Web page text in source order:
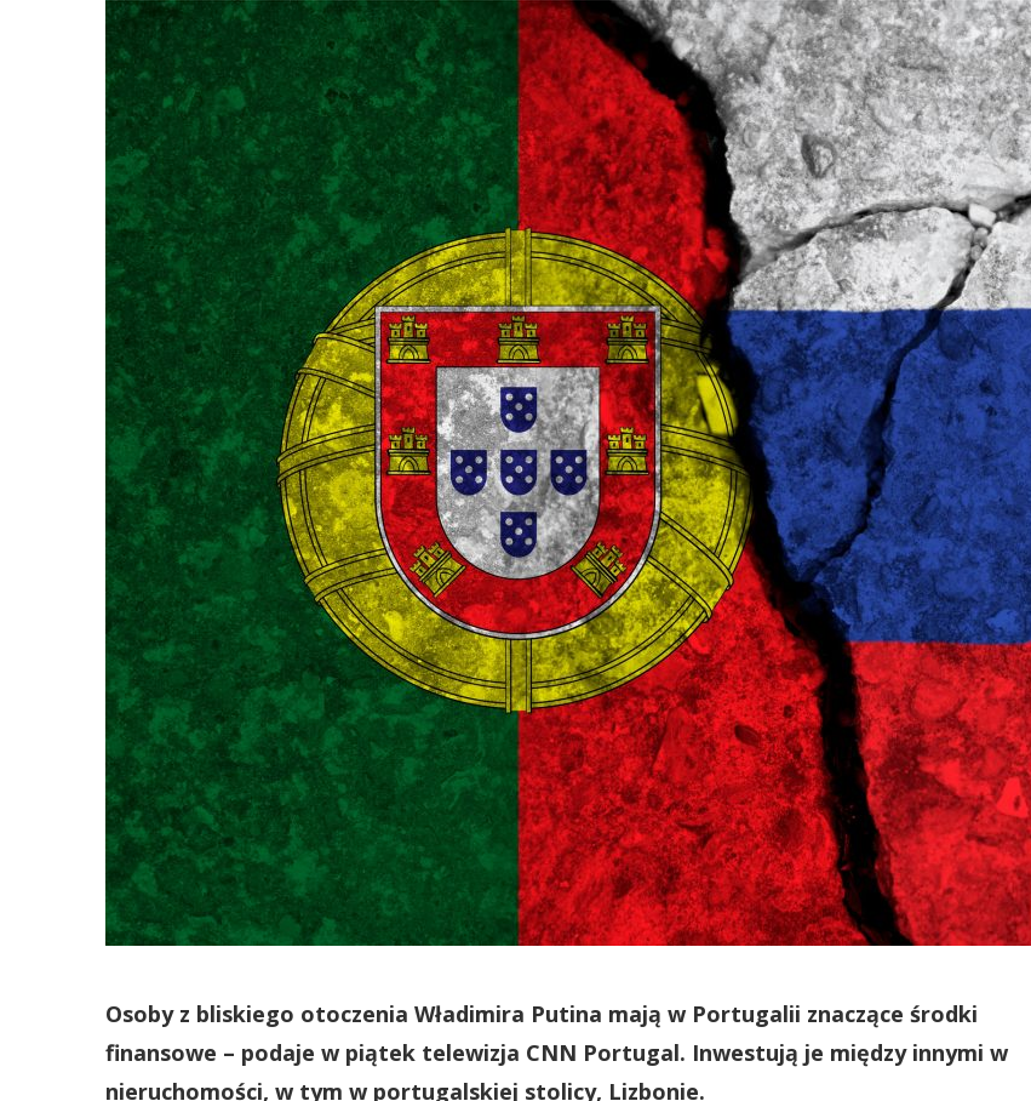
Osoby z bliskiego otoczenia Władimira Putina mają w Portugalii znaczące środki
finansowe – podaje w piątek telewizja CNN Portugal. Inwestują je między innymi w
nieruchomości, w tym w portugalskiej stolicy, Lizbonie.